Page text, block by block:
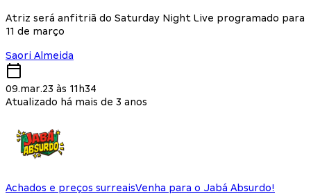
Atriz será anfitriã do Saturday Night Live programado para
11 de março
Saori Almeida
09.mar.23 às 11h34
Atualizado há mais de 3 anos
Achados e preços surreaisVenha para o Jabá Absurdo!